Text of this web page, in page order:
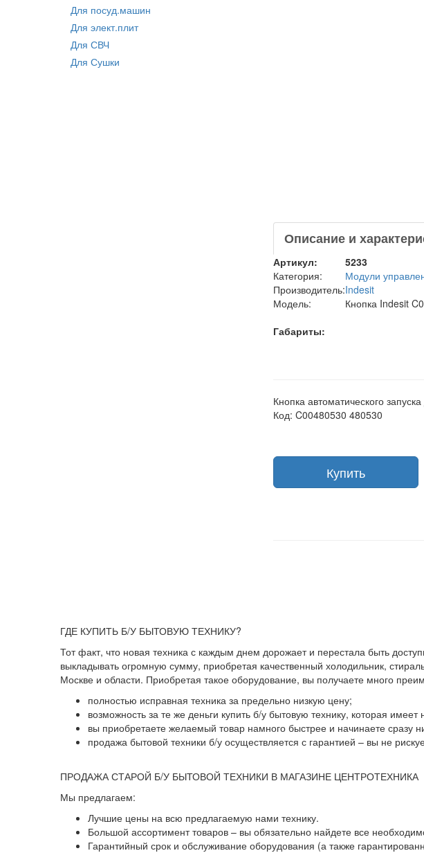
Для посуд.машин
Для элект.плит
Для СВЧ
Для Сушки
Описание и
Артикул:
5233
Категория:
Модули
Производитель:Indesit
Модель:
Кнопка Indesit
Габариты:
Кнопка автоматического
Код: C00480530 480530
ГДЕ КУПИТЬ Б/У БЫТОВУЮ ТЕХНИКУ?
Тот факт, что новая техника с каждым днем дорожает и перестала быть
выкладывать огромную сумму, приобретая качественный холодильник,
Москве и области. Приобретая такое оборудование, вы получаете много
полностью исправная техника за предельно низкую цену;
возможность за те же деньги купить б/у бытовую технику, которая
вы приобретаете желаемый товар намного быстрее и начинаете сразу
продажа бытовой техники б/у осуществляется с гарантией – вы не
ПРОДАЖА СТАРОЙ Б/У БЫТОВОЙ ТЕХНИКИ В МАГАЗИНЕ ЦЕНТРОТЕХНИКА
Мы предлагаем:
Лучшие цены на всю предлагаемую нами технику.
Большой ассортимент товаров – вы обязательно найдете все
Гарантийный срок и обслуживание оборудования (а также